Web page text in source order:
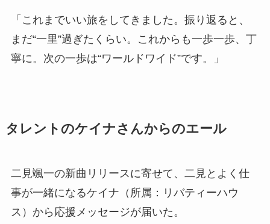
「これまでいい旅をしてきました。振り返ると、
まだ“一里”過ぎたくらい。これからも一歩一歩、丁
寧に。次の一歩は“ワールドワイド”です。」
タレントのケイナさんからのエール
二見颯一の新曲リリースに寄せて、二見とよく仕
事が一緒になるケイナ（所属：リバティーハウ
ス）から応援メッセージが届いた。